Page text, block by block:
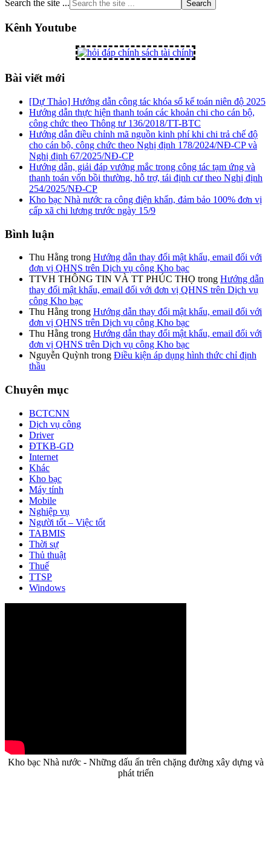
Search the site ...
Kênh Youtube
Bài viết mới
[Dự Thảo] Hướng dẫn công tác khóa sổ kế toán niên độ 2025
Hướng dẫn thực hiện thanh toán các khoản chi cho cán bộ,
công chức theo Thông tư 136/2018/TT-BTC
Hướng dẫn điều chỉnh mã nguồn kinh phí khi chi trả chế độ
cho cán bộ, công chức theo Nghị định 178/2024/NĐ-CP và
Nghị định 67/2025/NĐ-CP
Hướng dẫn, giải đáp vướng mắc trong công tác tạm ứng và
thanh toán vốn bồi thường, hỗ trợ, tái định cư theo Nghị định
254/2025/NĐ-CP
Kho bạc Nhà nước ra công điện khẩn, đảm bảo 100% đơn vị
cấp xã chi lương trước ngày 15/9
Bình luận
Thu Hằng trong Hướng dẫn thay đổi mật khẩu, email đối với
đơn vị QHNS trên Dịch vụ công Kho bạc
TTVH THÔNG TIN VÀ TT PHÚC THỌ trong Hướng dẫn
thay đổi mật khẩu, email đối với đơn vị QHNS trên Dịch vụ
công Kho bạc
Thu Hằng trong Hướng dẫn thay đổi mật khẩu, email đối với
đơn vị QHNS trên Dịch vụ công Kho bạc
Thu Hằng trong Hướng dẫn thay đổi mật khẩu, email đối với
đơn vị QHNS trên Dịch vụ công Kho bạc
Nguyễn Quỳnh trong Điều kiện áp dụng hình thức chỉ định
thầu
Chuyên mục
BCTCNN
Dịch vụ công
Driver
ĐTKB-GD
Internet
Khác
Kho bạc
Máy tính
Mobile
Nghiệp vụ
Người tốt – Việc tốt
TABMIS
Thời sự
Thủ thuật
Thuế
TTSP
Windows
Kho bạc Nhà nước - Những dấu ấn trên chặng đường xây dựng và
phát triển